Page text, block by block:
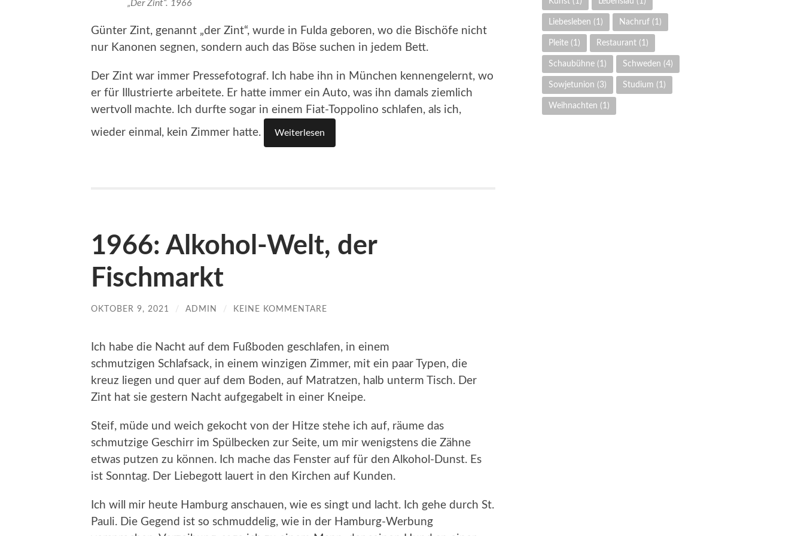
„Der Zint“. 1966
Günter Zint, genannt „der Zint“, wurde in Fulda geboren, wo die Bischöfe nicht
nur Kanonen segnen, sondern auch das Böse suchen in jedem Bett.
Der Zint war immer Pressefotograf. Ich habe ihn in München kennengelernt, wo
er für Illustrierte arbeitete. Er hatte immer ein Auto, was ihn damals ziemlich
wertvoll machte. Ich durfte sogar in einem Fiat-Toppolino schlafen, als ich,
wieder einmal, kein Zimmer hatte.
Weiterlesen
1966: Alkohol-Welt, der
Fischmarkt
OKTOBER 9, 2021 / ADMIN / KEINE KOMMENTARE
Ich habe die Nacht auf dem Fußboden geschlafen, in einem
schmutzigen Schlafsack, in einem winzigen Zimmer, mit ein paar Typen, die
kreuz liegen und quer auf dem Boden, auf Matratzen, halb unterm Tisch. Der
Zint hat sie gestern Nacht aufgegabelt in einer Kneipe.
Steif, müde und weich gekocht von der Hitze stehe ich auf, räume das
schmutzige Geschirr im Spülbecken zur Seite, um mir wenigstens die Zähne
etwas putzen zu können. Ich mache das Fenster auf für den Al­kohol-Dunst. Es
ist Sonntag. Der Liebegott lauert in den Kirchen auf Kunden.
Ich will mir heute Hamburg anschauen, wie es singt und lacht. Ich gehe durch St.
Pauli. Die Gegend ist so schmuddelig, wie in der Hamburg-Werbung
Liebesleben (1) Nachruf (1)
Pleite (1) Restaurant (1)
Schaubühne (1) Schweden (4)
Sowjetunion (3) Studium (1)
Weihnachten (1)